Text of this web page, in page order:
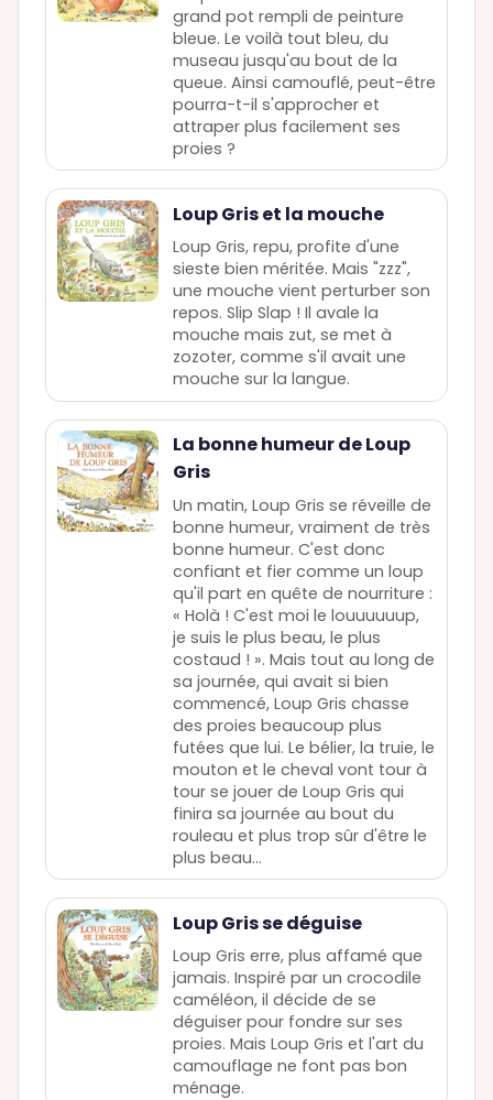
grand pot rempli de peinture
bleue. Le voilà tout bleu, du
museau jusqu'au bout de la
queue. Ainsi camouflé, peut-être
pourra-t-il s'approcher et
attraper plus facilement ses
proies ?
Loup Gris et la mouche
Loup Gris, repu, profite d'une
sieste bien méritée. Mais "zzz",
une mouche vient perturber son
repos. Slip Slap ! Il avale la
mouche mais zut, se met à
zozoter, comme s'il avait une
mouche sur la langue.
La bonne humeur de Loup
Gris
Un matin, Loup Gris se réveille de
bonne humeur, vraiment de très
bonne humeur. C'est donc
confiant et fier comme un loup
qu'il part en quête de nourriture :
« Holà ! C'est moi le louuuuuup,
je suis le plus beau, le plus
costaud ! ». Mais tout au long de
sa journée, qui avait si bien
commencé, Loup Gris chasse
des proies beaucoup plus
futées que lui. Le bélier, la truie, le
mouton et le cheval vont tour à
tour se jouer de Loup Gris qui
finira sa journée au bout du
rouleau et plus trop sûr d'être le
plus beau...
Loup Gris se déguise
Loup Gris erre, plus affamé que
jamais. Inspiré par un crocodile
caméléon, il décide de se
déguiser pour fondre sur ses
proies. Mais Loup Gris et l'art du
camouflage ne font pas bon
ménage.